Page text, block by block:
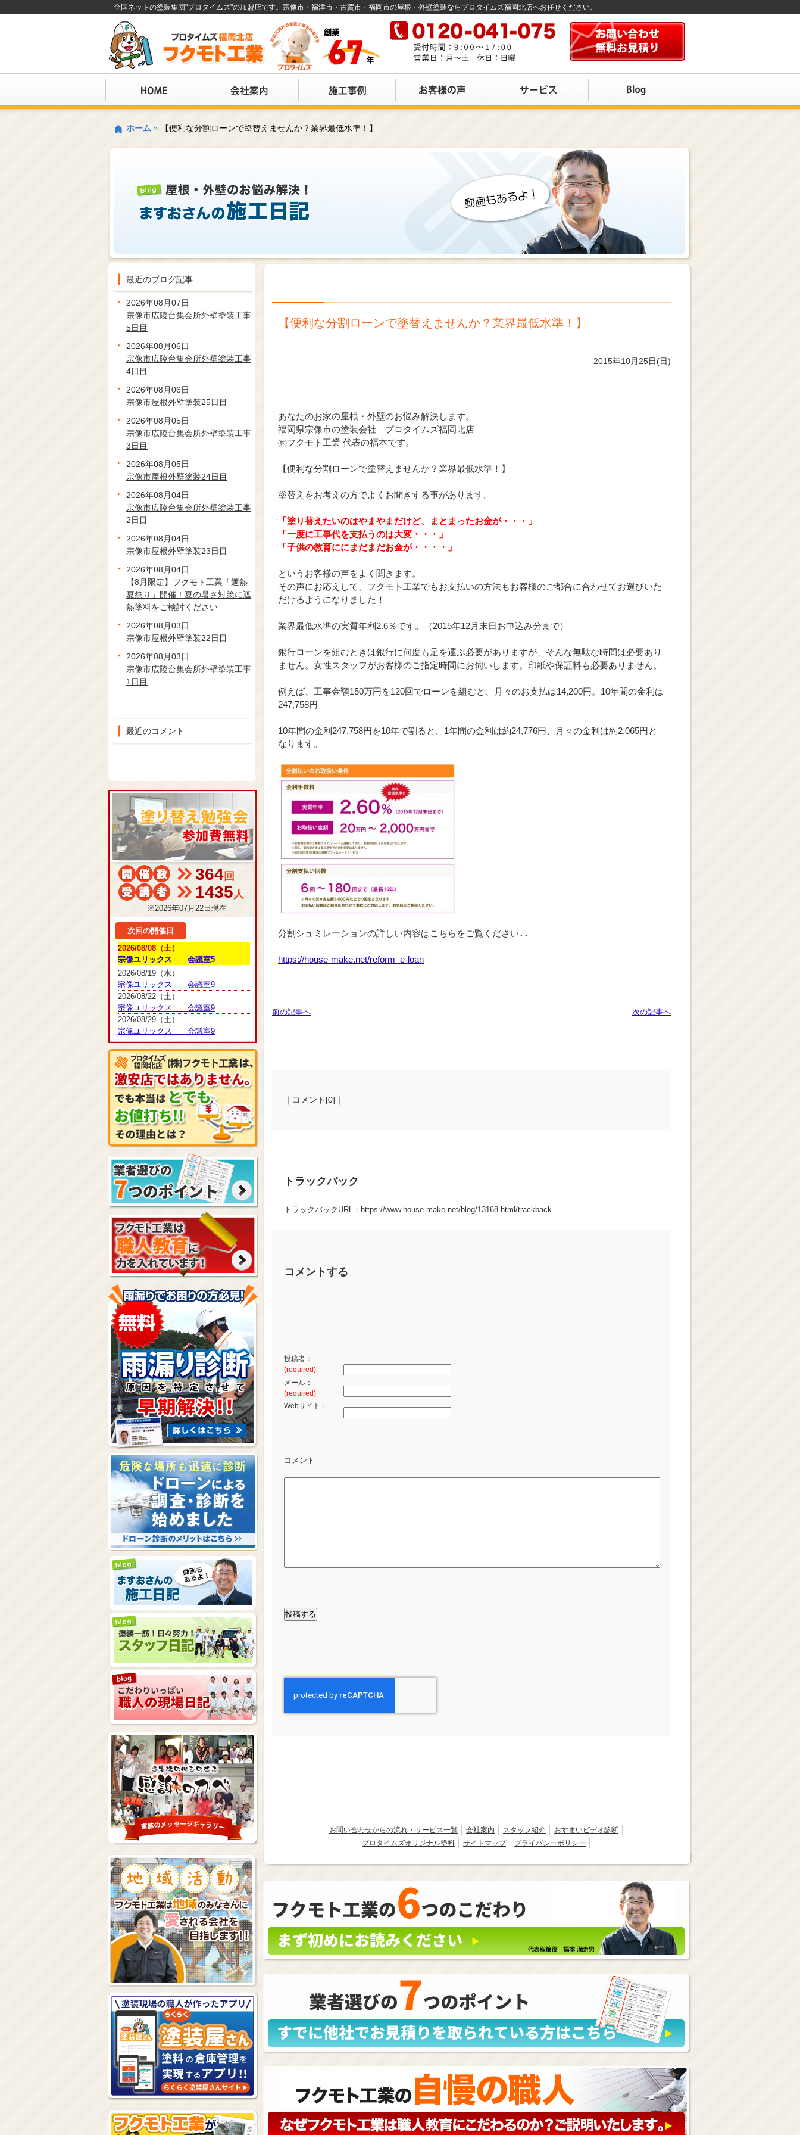
全国ネットの塗装集団"プロタイムズ"の加盟店です。宗像市・福津市・古賀市・福岡市の屋根・外壁塗装ならプロタイムズ福岡北店へお任せください。
ホーム » 【便利な分割ローンで塗替えませんか？業界最低水準！】
【便利な分割ローンで塗替えませんか？業界最低水準！】
2015年10月25日(日)
あなたのお家の屋根・外壁のお悩み解決します。
福岡県宗像市の塗装会社 プロタイムズ福岡北店
㈱フクモト工業 代表の福本です。
———————————————————————
【便利な分割ローンで塗替えませんか？業界最低水準！】
塗替えをお考えの方でよくお聞きする事があります。
「塗り替えたいのはやまやまだけど、まとまったお金が・・・」
「一度に工事代を支払うのは大変・・・」
「子供の教育ににまだまだお金が・・・・」
というお客様の声をよく聞きます。
その声にお応えして、フクモト工業でもお支払いの方法もお客様のご都合に合わせてお選びいた
だけるようになりました！
業界最低水準の実質年利2.6％です。（2015年12月末日お申込み分まで）
銀行ローンを組むときは銀行に何度も足を運ぶ必要がありますが、そんな無駄な時間は必要あり
ません。女性スタッフがお客様のご指定時間にお伺いします。印紙や保証料も必要ありません。
例えば、工事金額150万円を120回でローンを組むと、月々のお支払は14,200円。10年間の金利は
247,758円
10年間の金利247,758円を10年で割ると、1年間の金利は約24,776円、月々の金利は約2,065円と
なります。
分割シュミレーションの詳しい内容はこちらをご覧ください↓↓
https://house-make.net/reform_e-loan
次の記事へ
前の記事へ
｜コメント[0]｜
トラックバック
トラックバックURL：https://www.house-make.net/blog/13168.html/trackback
コメントする
投稿者：
(required)
メール：
(required)
Webサイト：
コメント
お問い合わせからの流れ・サービス一覧 会社案内 スタッフ紹介
おすまいビデオ診断
プロタイムズオリジナル塗料
サイトマップ プライバシーポリシー
最近のブログ記事
2026年08月07日
宗像市広陵台集会所外壁塗装工事
5日目
2026年08月06日
宗像市広陵台集会所外壁塗装工事
4日目
2026年08月06日
宗像市屋根外壁塗装25日目
2026年08月05日
宗像市広陵台集会所外壁塗装工事
3日目
2026年08月05日
宗像市屋根外壁塗装24日目
2026年08月04日
宗像市広陵台集会所外壁塗装工事
2日目
2026年08月04日
宗像市屋根外壁塗装23日目
2026年08月04日
【8月限定】フクモト工業「遮熱
夏祭り」開催！夏の暑さ対策に遮
熱塗料をご検討ください
2026年08月03日
宗像市屋根外壁塗装22日目
2026年08月03日
宗像市広陵台集会所外壁塗装工事
1日目
最近のコメント
364回
1435人
※2026年07月22日現在
次回の開催日
2026/08/08（土）
宗像ユリックス 会議室5
2026/08/19（水）
宗像ユリックス 会議室9
2026/08/22（土）
宗像ユリックス 会議室9
2026/08/29（土）
宗像ユリックス 会議室9